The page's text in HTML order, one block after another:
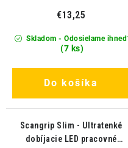
Skladom - Odosielame ihneď
(7 ks)
€13,25
Do košíka
Scangrip Slim - Ultratenké
dobíjacie LED pracovné